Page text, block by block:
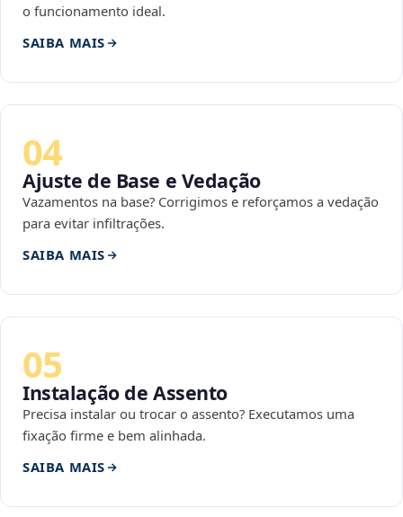
o funcionamento ideal.
SAIBA MAIS
04
Ajuste de Base e Vedação
Vazamentos na base? Corrigimos e reforçamos a vedação
para evitar infiltrações.
SAIBA MAIS
05
Instalação de Assento
Precisa instalar ou trocar o assento? Executamos uma
fixação firme e bem alinhada.
SAIBA MAIS